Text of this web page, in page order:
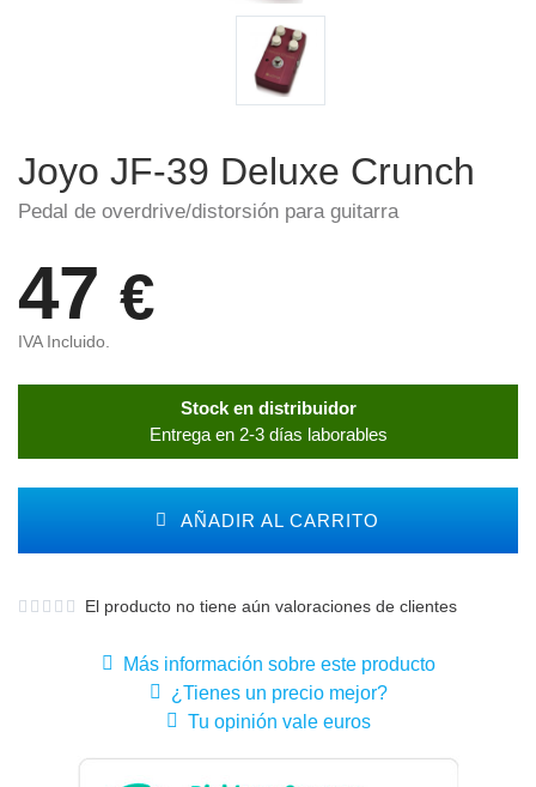
Joyo JF-39 Deluxe Crunch
Pedal de overdrive/distorsión para guitarra
47 €
IVA Incluido.
Stock en distribuidor
Entrega en 2-3 días laborables
AÑADIR AL CARRITO
El producto no tiene aún valoraciones de clientes
Más información sobre este producto
¿Tienes un precio mejor?
Tu opinión vale euros